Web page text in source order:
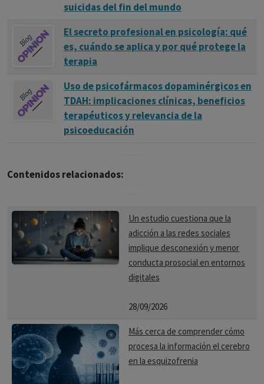
suicidas del fin del mundo
El secreto profesional en psicología: qué
es, cuándo se aplica y por qué protege la
terapia
Uso de psicofármacos dopaminérgicos en
TDAH: implicaciones clínicas, beneficios
terapéuticos y relevancia de la
psicoeducación
Contenidos relacionados:
Un estudio cuestiona que la
adicción a las redes sociales
implique desconexión y menor
conducta prosocial en entornos
digitales
28/09/2026
Más cerca de comprender cómo
procesa la información el cerebro
en la esquizofrenia